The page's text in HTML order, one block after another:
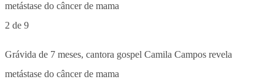
2 de 9
Grávida de 7 meses, cantora gospel Camila Campos revela
metástase do câncer de mama